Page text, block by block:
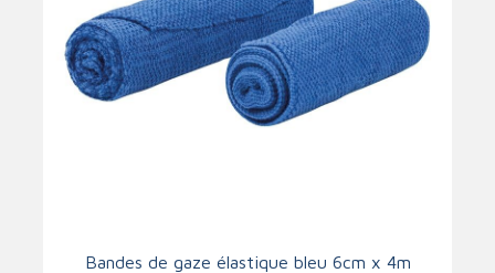
Bandes de gaze élastique bleu 6cm x 4m